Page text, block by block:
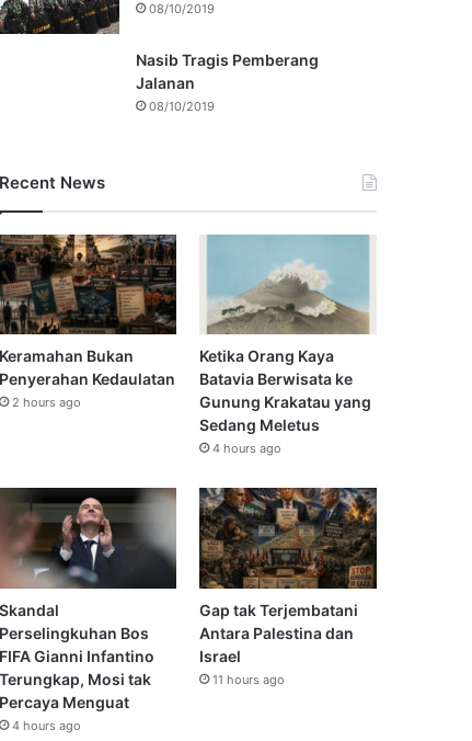
08/10/2019
Nasib Tragis Pemberang
Jalanan
08/10/2019
Recent News
Keramahan Bukan
Penyerahan Kedaulatan
2 hours ago
Ketika Orang Kaya
Batavia Berwisata ke
Gunung Krakatau yang
Sedang Meletus
4 hours ago
Skandal
Perselingkuhan Bos
FIFA Gianni Infantino
Terungkap, Mosi tak
Percaya Menguat
4 hours ago
Gap tak Terjembatani
Antara Palestina dan
Israel
11 hours ago